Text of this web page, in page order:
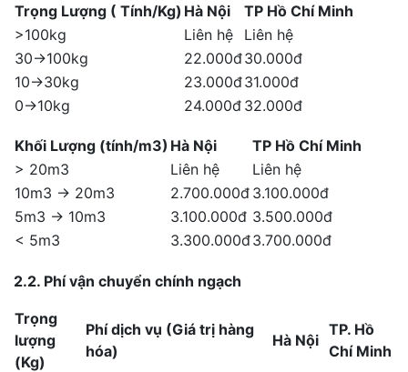
Trọng Lượng ( Tính/Kg) Hà Nội
TP Hồ Chí Minh
>100kg
Liên hệ
Liên hệ
30->100kg
22.000đ30.000đ
10->30kg
23.000đ31.000đ
0->10kg
24.000đ 32.000đ
Khối Lượng (tính/m3) Hà Nội
TP Hồ Chí Minh
> 20m3
Liên hệ
Liên hệ
10m3 -> 20m3
2.700.000đ 3.100.000đ
5m3 -> 10m3
3.100.000đ 3.500.000đ
< 5m3
3.300.000đ3.700.000đ
2.2. Phí vận chuyển chính ngạch
Trọng
lượng
(Kg)
Phí dịch vụ (Giá trị hàng
hóa)
Hà Nội
TP. Hồ
Chí Minh